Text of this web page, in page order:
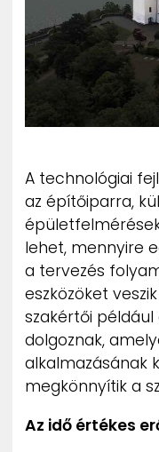
A technológiai
az építőiparra,
lehet, mennyire
a tervezés
eszközöket
szakértői
dolgoznak,
alkalmazásának
megkönnyítik a
Az idő értékes